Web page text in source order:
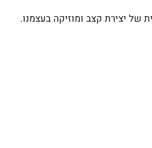
של יצירת קצב ומוזיקה בעצמנו.